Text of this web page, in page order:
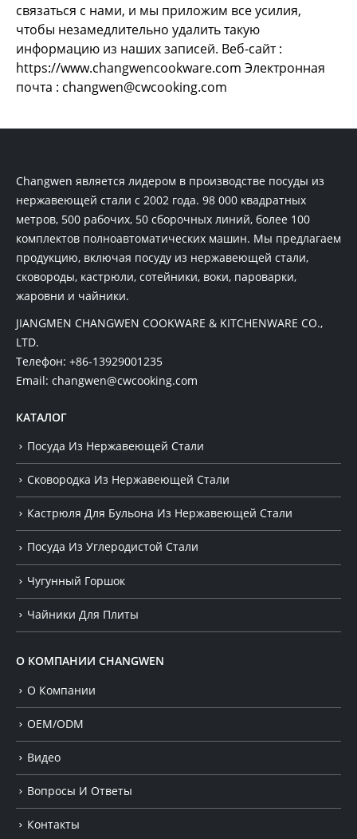
связаться с нами, и мы приложим все усилия,
чтобы незамедлительно удалить такую
информацию из наших записей. Веб-сайт :
https://www.changwencookware.com Электронная
почта : changwen@cwcooking.com
Changwen является лидером в производстве посуды из
нержавеющей стали с 2002 года. 98 000 квадратных
метров, 500 рабочих, 50 сборочных линий, более 100
комплектов полноавтоматических машин. Мы предлагаем
продукцию, включая посуду из нержавеющей стали,
сковороды, кастрюли, сотейники, воки, пароварки,
жаровни и чайники.
JIANGMEN CHANGWEN COOKWARE & KITCHENWARE CO.,
LTD.
Телефон: +86-13929001235
Email: changwen@cwcooking.com
КАТАЛОГ
Посуда Из Нержавеющей Стали
Сковородка Из Нержавеющей Стали
Кастрюля Для Бульона Из Нержавеющей Стали
Посуда Из Углеродистой Стали
Чугунный Горшок
Чайники Для Плиты
О КОМПАНИИ CHANGWEN
О Компании
OEM/ODM
Видео
Вопросы И Ответы
Контакты